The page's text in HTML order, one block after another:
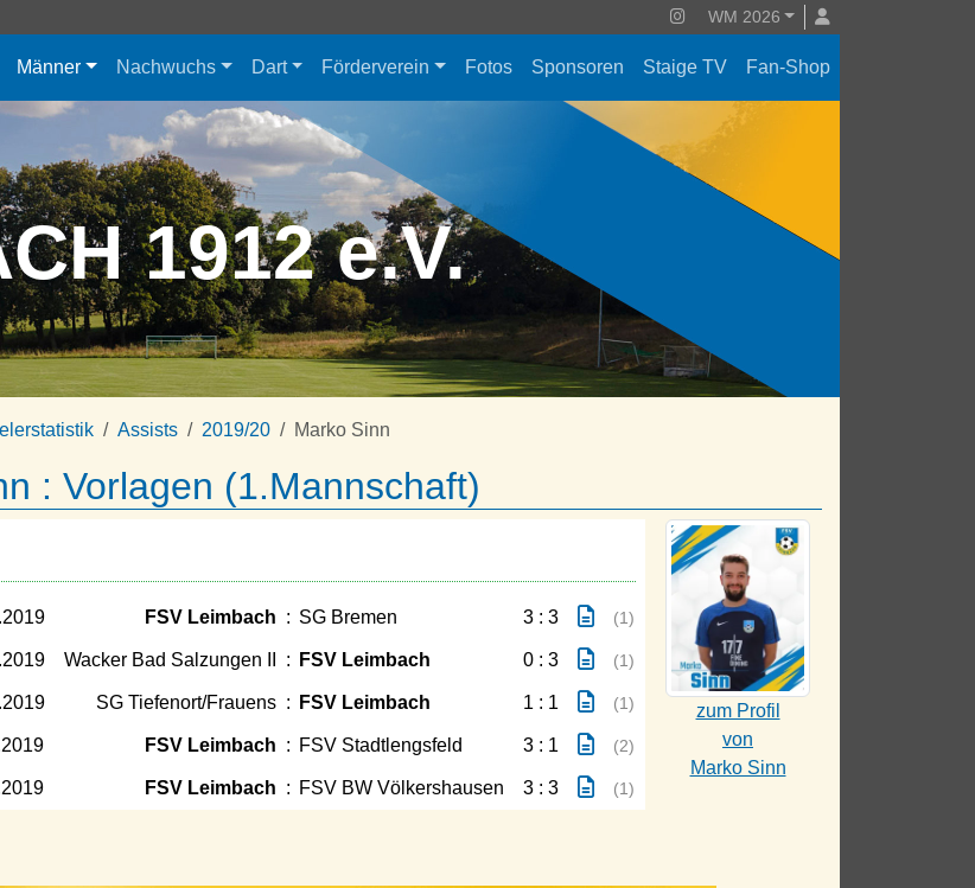
WM 2026
Männer Nachwuchs Dart Förderverein Fotos Sponsoren Staige TV Fan-Shop
1912 e.V.
Assists 2019/20 Marko Sinn
: Vorlagen (1.Mannschaft)
zum Profil
von
Marko Sinn
FSV Leimbach : SG Bremen 3 : 3 (1)
Wacker Bad Salzungen II : FSV Leimbach 0 : 3 (1)
SG Tiefenort/Frauens : FSV Leimbach 1 : 1 (1)
FSV Leimbach : FSV Stadtlengsfeld 3 : 1 (2)
FSV Leimbach : FSV BW Völkershausen 3 : 3 (1)